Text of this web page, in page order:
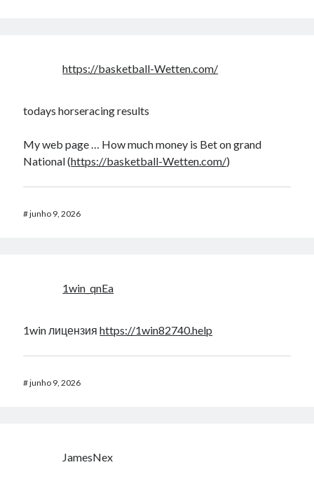
https://basketball-Wetten.com/
todays horseracing results​
My web page … How much money is Bet on grand
National​ (https://basketball-Wetten.com/)
#junho 9, 2026
1win_qnEa
1win лицензияhttps://1win82740.help
#junho 9, 2026
JamesNex